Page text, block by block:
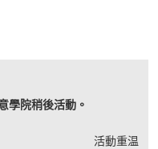
學院稍後活動。
活動重温